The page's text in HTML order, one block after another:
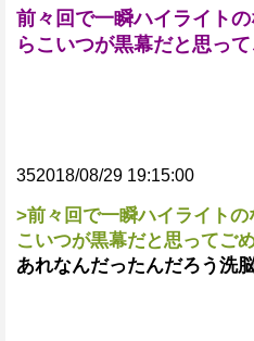
前々回で一瞬ハイライト
らこいつが黒幕だと思っ
352018/08/29 19:15:00
>前々回で一瞬ハイライト
こいつが黒幕だと思ってご
あれなんだったんだろう洗